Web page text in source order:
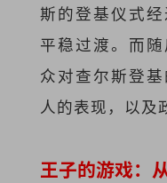
斯的登基仪式
平稳过渡。而
众对查尔斯登
人的表现，以及
王子的游戏：